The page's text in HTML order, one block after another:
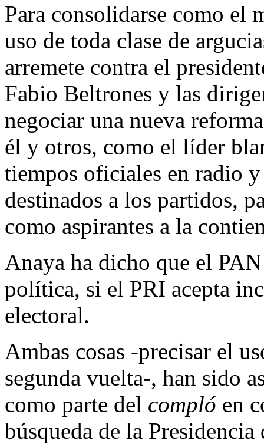
Para consolidarse como el
uso de toda clase de
arremete contra el
Fabio Beltrones y las
negociar una nueva
él y otros, como el líder
tiempos oficiales en radio
destinados a los partidos,
como aspirantes a la
Anaya ha dicho que el
política, si el PRI acepta
electoral.
Ambas cosas -precisar el
segunda vuelta-, han sido
como parte del compló en
búsqueda de la